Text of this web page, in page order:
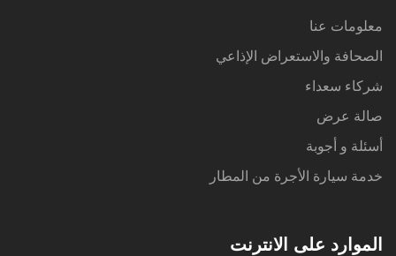
معلومات عنا
الصحافة والاستعراض الإذاعي
شركاء سعداء
صالة عرض
أسئلة و أجوبة
خدمة سيارة الأجرة من المطار
الموارد على الانترنت